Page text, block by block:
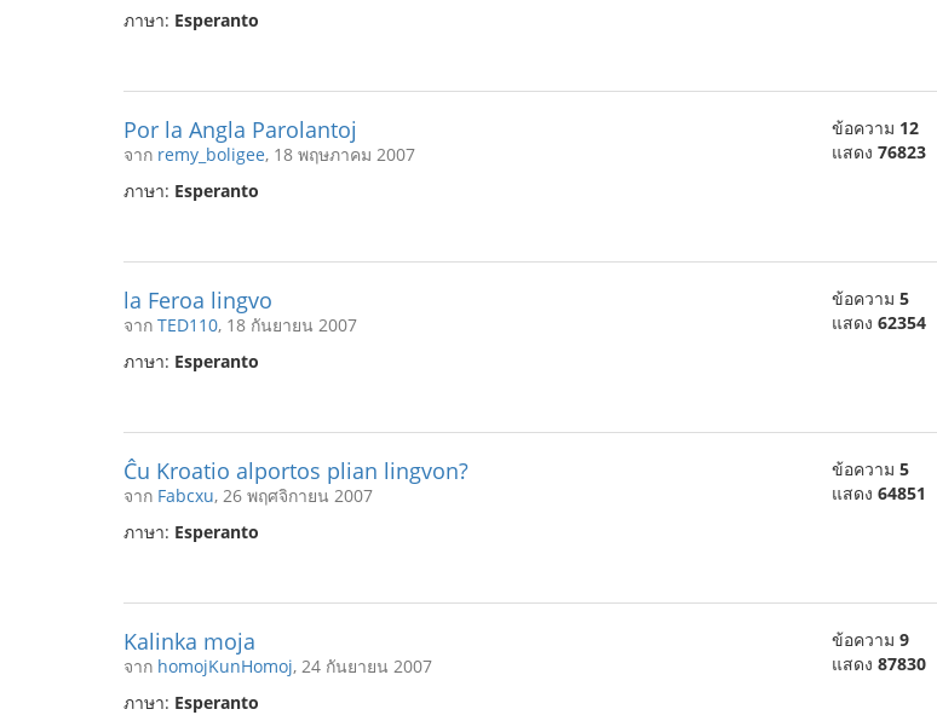
ภาษา: Esperanto
Por la Angla Parolantoj
จาก remy_boligee, 18 พฤษภาคม 2007
ภาษา: Esperanto
ข้อความ 12
แสดง 76823
la Feroa lingvo
จาก TED110, 18 กันยายน 2007
ภาษา: Esperanto
ข้อความ 5
แสดง 62354
Ĉu Kroatio alportos plian lingvon?
จาก Fabcxu, 26 พฤศจิกายน 2007
ภาษา: Esperanto
ข้อความ 5
แสดง 64851
Kalinka moja
จาก homojKunHomoj, 24 กันยายน 2007
ภาษา: Esperanto
ข้อความ 9
แสดง 87830